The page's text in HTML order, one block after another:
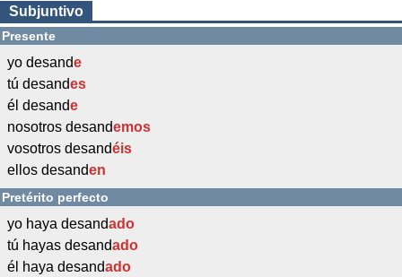
Subjuntivo
Presente
yo desande
tú desandes
él desande
nosotros desandemos
vosotros desandéis
ellos desanden
Pretérito perfecto
yo haya desandado
tú hayas desandado
él haya desandado